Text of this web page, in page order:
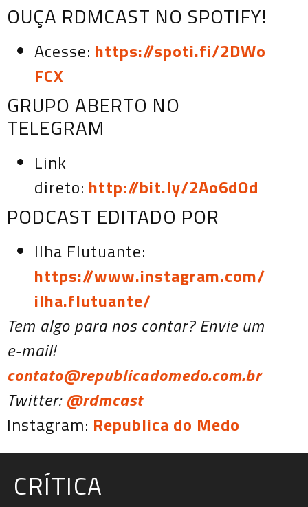
OUÇA RDMCAST NO SPOTIFY!
Acesse: https://spoti.fi/2DWo
FCX
GRUPO ABERTO NO
TELEGRAM
Link
direto: http://bit.ly/2Ao6dOd
PODCAST EDITADO POR
Ilha Flutuante:
https://www.instagram.com/
ilha.flutuante/
Tem algo para nos contar? Envie um
e-mail!
contato@republicadomedo.com.br
Twitter:@rdmcast
Instagram: Republica do Medo
CRÍTICA